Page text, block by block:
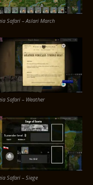
Safari – Aslari March
Safari – Weather
Safari – Siege